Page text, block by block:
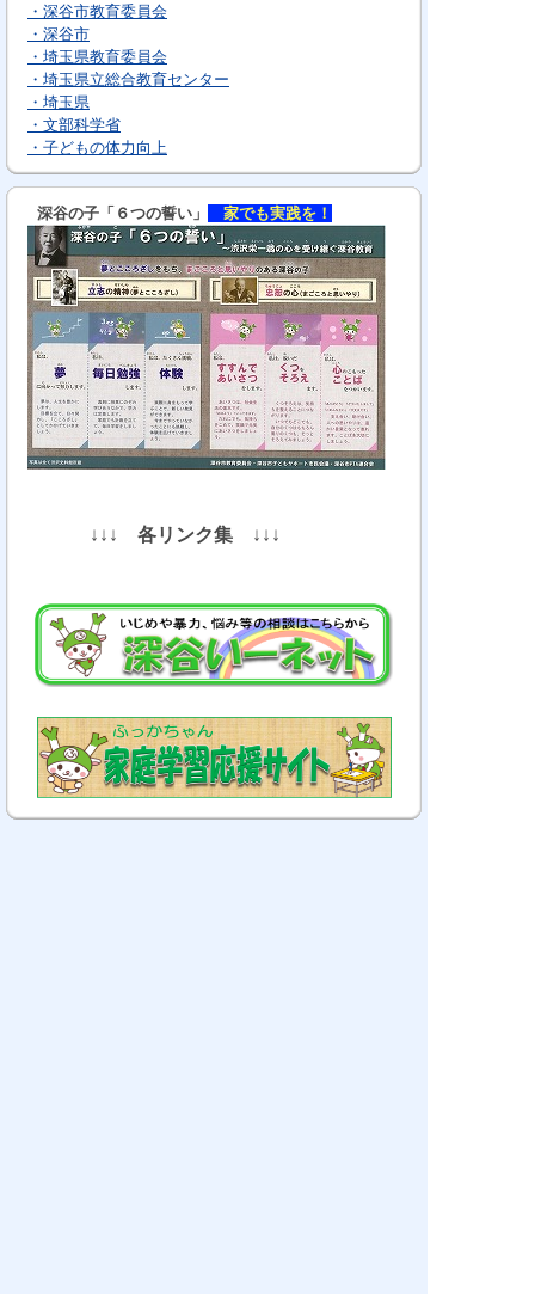
・深谷市教育委員会
・深谷市
・埼玉県教育委員会
・埼玉県立総合教育センター
・埼玉県
・文部科学省
・子どもの体力向上
深谷の子「６つの誓い」 家でも実践を！
↓↓↓ 各リンク集 ↓↓↓